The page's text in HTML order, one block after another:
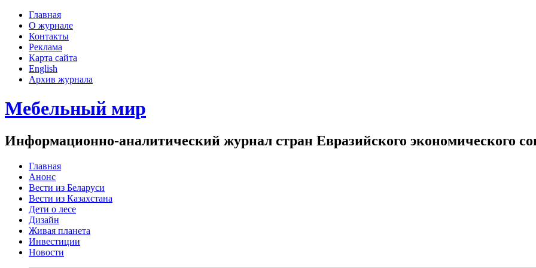
Главная
О журнале
Контакты
Реклама
Карта сайта
English
Архив журнала
Мебельный мир
Информационно-аналитический журнал стран Евразийского экономического
Главная
Анонс
Вести из Беларуси
Вести из Казахстана
Дети о лесе
Дизайн
Живая планета
Инвестиции
Новости